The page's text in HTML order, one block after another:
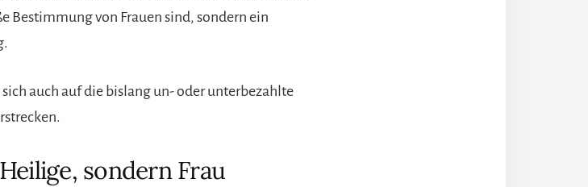
Bestimmung von Frauen sind, sondern ein
auch auf die bislang un- oder unterbezahlte
sondern Frau